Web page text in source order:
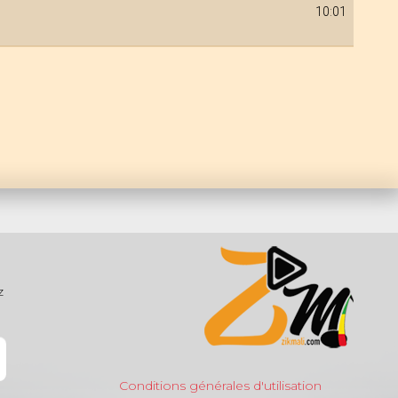
10:01
Conditions générales d'utilisation